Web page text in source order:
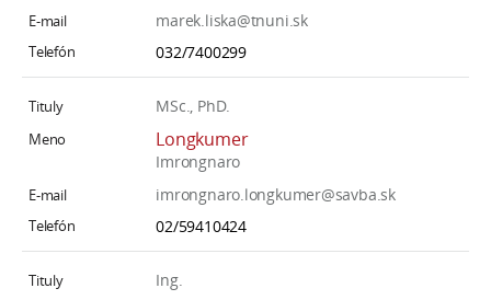
marek.liska@tnuni.sk
032/7400299
MSc., PhD.
Longkumer
Imrongnaro
imrongnaro.longkumer@savba.sk
02/59410424
Ing.